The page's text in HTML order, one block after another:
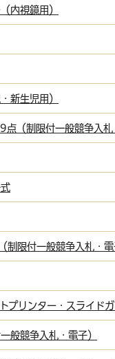
内視鏡用）
新生児用）
点（制限付一般競争入札
制限付一般競争入札・電
プリンター・スライド
般競争入札・電子）